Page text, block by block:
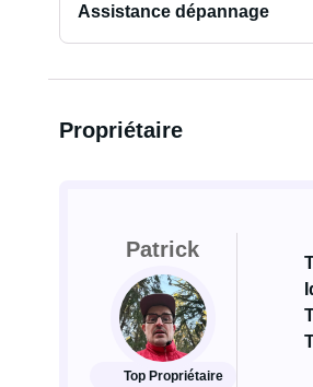
Assistance dépannage
Propriétaire
Patrick
Top Propriétaire